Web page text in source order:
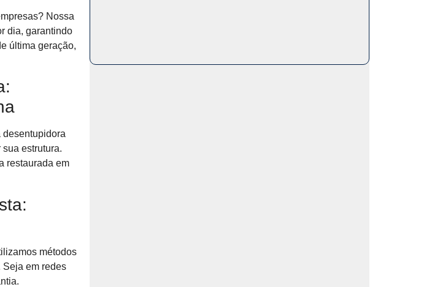
Nossa
dia, garantindo
última geração,
desentupidora
estrutura.
restaurada em
métodos
Seja em redes